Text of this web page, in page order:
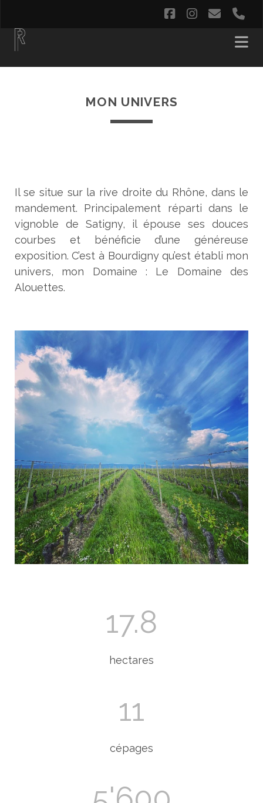
facebookinstagram
email
MON UNIVERS
Il se situe sur la rive droite du Rhône, dans le
mandement. Principalement réparti dans le
vignoble de Satigny, il épouse ses douces
courbes et bénéficie d’une généreuse
exposition. C’est à Bourdigny qu’est établi mon
univers, mon Domaine : Le Domaine des
Alouettes.
17.8
hectares
11
cépages